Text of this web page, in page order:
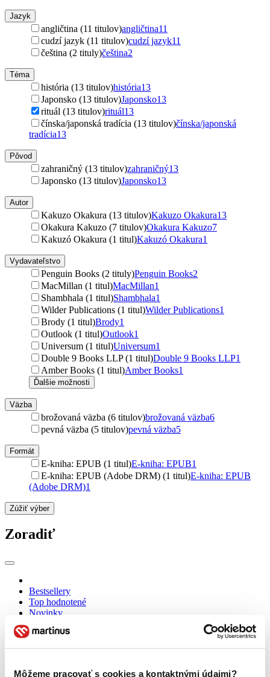
Môžeme pracovať s cookies a kontaktnými údajmi?
Jazyk
angličtina (11 titulov)angličtina11
cudzí jazyk (11 titulov)cudzí jazyk11
čeština (2 tituly)čeština2
Téma
história (13 titulov)história13
Japonsko (13 titulov)Japonsko13
rituál (13 titulov)rituál13
čínska/japonská tradícia (13 titulov)čínska/japonská
tradícia13
Pôvod
zahraničný (13 titulov)zahraničný13
Japonsko (13 titulov)Japonsko13
Autor
Kakuzo Okakura (13 titulov)Kakuzo Okakura13
Okakura Kakuzo (7 titulov)Okakura Kakuzo7
Kakuzó Okakura (1 titul)Kakuzó Okakura1
Vydavateľstvo
Penguin Books (2 tituly)Penguin Books2
MacMillan (1 titul)MacMillan1
Shambhala (1 titul)Shambhala1
Wilder Publications (1 titul)Wilder Publications1
Brody (1 titul)Brody1
Outlook (1 titul)Outlook1
Universum (1 titul)Universum1
Double 9 Books LLP (1 titul)Double 9 Books LLP1
Amber Books (1 titul)Amber Books1
Ďalšie možnosti
Väzba
brožovaná väzba (6 titulov)brožovaná väzba6
pevná väzba (5 titulov)pevná väzba5
Formát
E-kniha: EPUB (1 titul)E-kniha: EPUB1
E-kniha: EPUB (Adobe DRM) (1 titul)E-kniha: EPUB
(Adobe DRM)1
Zúžiť výber
Zoradiť
Bestsellery
Top hodnotené
Novinky
Najlacnejšie